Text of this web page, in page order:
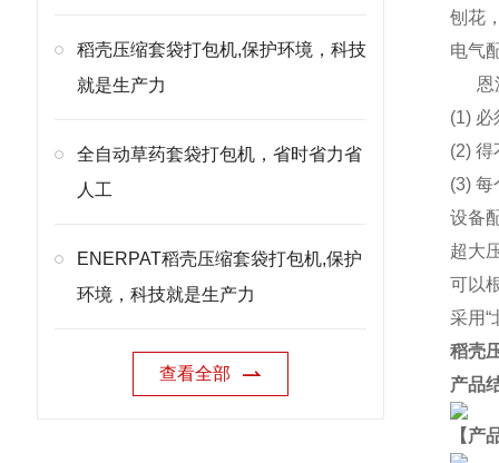
稻壳压缩套袋打包机,保护环境，科技
就是生产力
全自动草药套袋打包机，省时省力省
人工
ENERPAT稻壳压缩套袋打包机,保护
环境，科技就是生产力
查看全部
刨花
电气
恩
(1)
(2)
(3)
设备
超大
可以
采用“
稻壳
产品
【产